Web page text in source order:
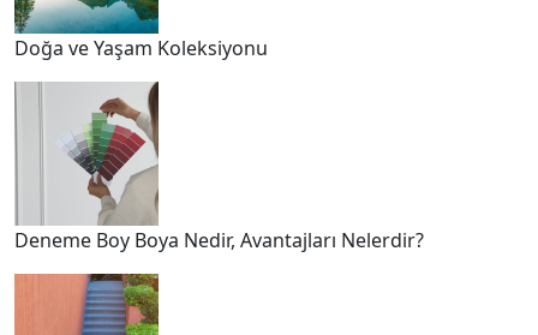
Doğa ve Yaşam Koleksiyonu
Deneme Boy Boya Nedir, Avantajları Nelerdir?